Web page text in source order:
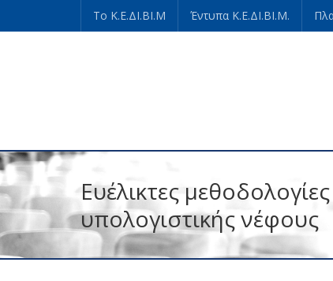
Το Κ.Ε.ΔΙ.ΒΙ.Μ Έντυπα Κ.Ε.ΔΙ.ΒΙ.Μ.
Ευέλικτες
υπολογιστικής νέφους